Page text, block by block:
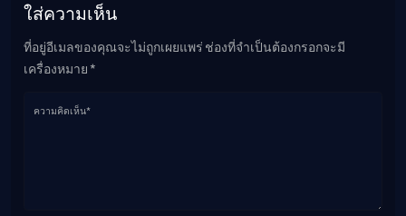
ใส่ความเห็น
ที่อยู่อีเมลของคุณจะไม่ถูกเผยแพร่ ช่องที่จำเป็นต้องกรอกจะมี
เครื่องหมาย *
ความคิดเห็น*